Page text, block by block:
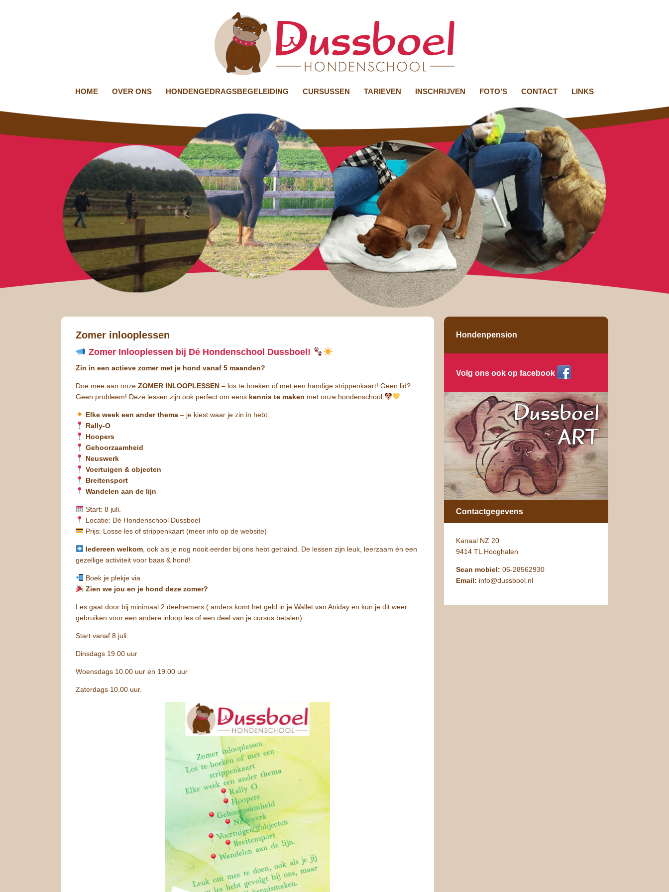
HOME OVER ONS HONDENGEDRAGSBEGELEIDING CURSUSSEN TARIEVEN INSCHRIJVEN FOTO’S CONTACT LINKS
Zomer inlooplessen
Zomer Inlooplessen bij Dé Hondenschool Dussboel!
Zin in een actieve zomer met je hond vanaf 5 maanden?
Doe mee aan onze ZOMER INLOOPLESSEN – los te boeken of met een handige strippenkaart! Geen lid?
Geen probleem! Deze lessen zijn ook perfect om eens kennis te maken met onze hondenschool
Elke week een ander thema– je kiest waar je zin in hebt:
Rally-O
Hoopers
Gehoorzaamheid
Neuswerk
Voertuigen & objecten
Breitensport
Wandelen aan de lijn
Start: 8 juli.
Locatie: Dé Hondenschool Dussboel
Prijs: Losse les of strippenkaart (meer info op de website)
Iedereen welkom, ook als je nog nooit eerder bij ons hebt getraind. De lessen zijn leuk, leerzaam én een
gezellige activiteit voor baas & hond!
Boek je plekje via
Zien we jou en je hond deze zomer?
Les gaat door bij minimaal 2 deelnemers.( anders komt het geld in je Wallet van Aniday en kun je dit weer
gebruiken voor een andere inloop les of een deel van je cursus betalen).
Start vanaf 8 juli:
Dinsdags 19.00 uur
Woensdags 10.00 uur en 19.00 uur
Zaterdags 10.00 uur.
Hondenpension
Volg ons ook op facebook
Contactgegevens
Kanaal NZ 20
9414 TL Hooghalen
Sean mobiel: 06-28562930
Email: info@dussboel.nl